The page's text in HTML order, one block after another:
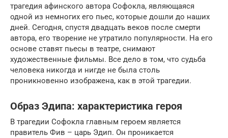
трагедия афинского автора Софокла, являющаяся
одной из немногих его пьес, которые дошли до наших
дней. Сегодня, спустя двадцать веков после смерти
автора, его творение не утратило популярности. На его
основе ставят пьесы в театре, снимают
художественные фильмы. Все дело в том, что судьба
человека никогда и нигде не была столь
проникновенно изображена, как в этой трагедии.
Образ Эдипа: характеристика героя
В трагедии Софокла главным героем является
правитель Фив – царь Эдип. Он проникается